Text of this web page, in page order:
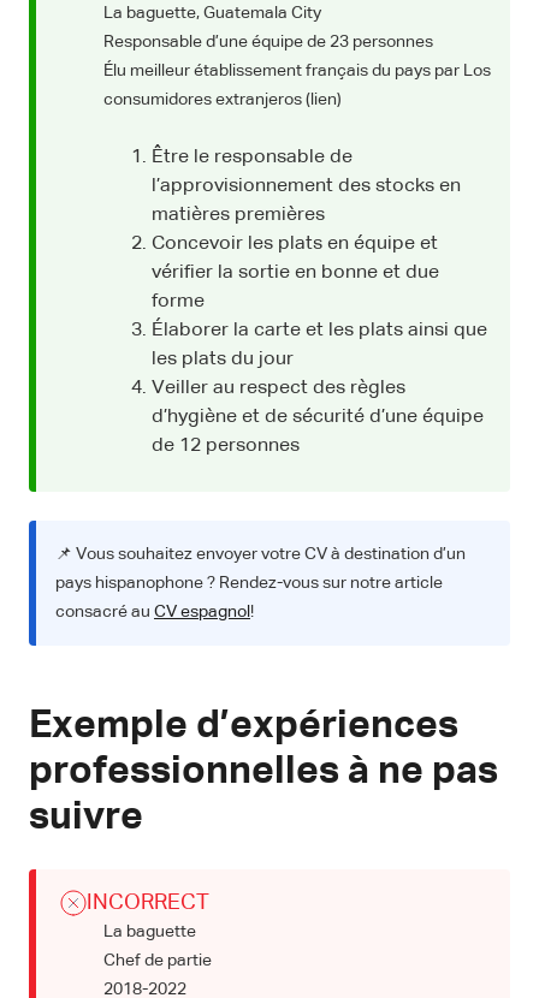
La baguette, Guatemala City
Responsable d’une équipe de 23 personnes
Élu meilleur établissement français du pays par Los
consumidores extranjeros (lien)
Être le responsable de
l’approvisionnement des stocks en
matières premières
Concevoir les plats en équipe et
vérifier la sortie en bonne et due
forme
Élaborer la carte et les plats ainsi que
les plats du jour
Veiller au respect des règles
d’hygiène et de sécurité d’une équipe
de 12 personnes
📌 Vous souhaitez envoyer votre CV à destination d’un
pays hispanophone ? Rendez-vous sur notre article
consacré au CV espagnol !
Exemple d’expériences
professionnelles à ne pas
suivre
INCORRECT
La baguette
Chef de partie
2018-2022